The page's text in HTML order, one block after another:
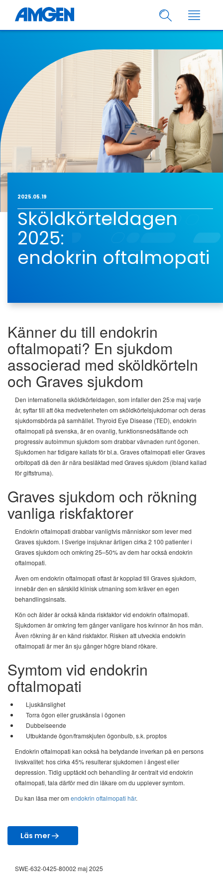
2025.05.19
Sköldkörteldagen
2025:
endokrin oftalmopati
Känner du till endokrin
oftalmopati? En sjukdom
associerad med sköldkörteln
och Graves sjukdom
Den internationella sköldkörteldagen, som infaller den 25:e maj varje
år, syftar till att öka medvetenheten om sköldkörtelsjukdomar och deras
sjukdomsbörda på samhället. Thyroid Eye Disease (TED), endokrin
oftalmopati på svenska, är en ovanlig, funktionsnedsättande och
progressiv autoimmun sjukdom som drabbar vävnaden runt ögonen.
Sjukdomen har tidigare kallats för bl.a. Graves oftalmopati eller Graves
orbitopati då den är nära besläktad med Graves sjukdom (ibland kallad
för giftstruma).
Graves sjukdom och rökning
vanliga riskfaktorer
Endokrin oftalmopati drabbar vanligtvis människor som lever med
Graves sjukdom. I Sverige insjuknar årligen cirka 2 100 patienter i
Graves sjukdom och omkring 25–50% av dem har också endokrin
oftalmopati.
Även om endokrin oftalmopati oftast är kopplad till Graves sjukdom,
innebär den en särskild klinisk utmaning som kräver en egen
behandlingsinsats.
Kön och ålder är också kända riskfaktor vid endokrin oftalmopati.
Sjukdomen är omkring fem gånger vanligare hos kvinnor än hos män.
Även rökning är en känd riskfaktor. Risken att utveckla endokrin
oftalmopati är mer än sju gånger högre bland rökare.
Symtom vid endokrin
oftalmopati
Ljuskänslighet
Torra ögon eller gruskänsla i ögonen
Dubbelseende
Utbuktande ögon/framskjuten ögonbulb, s.k. proptos
Endokrin oftalmopati kan också ha betydande inverkan på en persons
livskvalitet: hos cirka 45% resulterar sjukdomen i ångest eller
depression. Tidig upptäckt och behandling är centralt vid endokrin
oftalmopati, tala därför med din läkare om du upplever symtom.
Du kan läsa mer om endokrin oftalmopati här.
Läs mer
SWE-632-0425-80002 maj 2025